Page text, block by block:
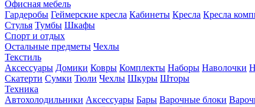
Офисная мебель
Гардеробы Геймерские кресла Кабинеты Кресла Кресла
Стулья Тумбы Шкафы
Спорт и отдых
Остальные предметы Чехлы
Текстиль
Аксессуары Домики Ковры Комплекты Наборы Наволочки
Скатерти Сумки Тюли Чехлы Шкуры Шторы
Техника
Автохолодильники Аксессуары Бары Варочные блоки